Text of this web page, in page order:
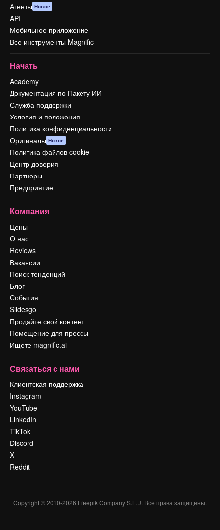
Агенты Новое
API
Мобильное приложение
Все инструменты Magnific
Начать
Academy
Документация по Пакету ИИ
Служба поддержки
Условия и положения
Политика конфиденциальности
Оригиналы Новое
Политика файлов cookie
Центр доверия
Партнеры
Предприятие
Компания
Цены
О нас
Reviews
Вакансии
Поиск тенденций
Блог
События
Slidesgo
Продайте свой контент
Помещение для прессы
Ищете magnific.ai
Связаться с нами
Клиентская поддержка
Instagram
YouTube
LinkedIn
TikTok
Discord
X
Reddit
Copyright © 2010-2026 Freepik Company S.L.U. Все права защищены.